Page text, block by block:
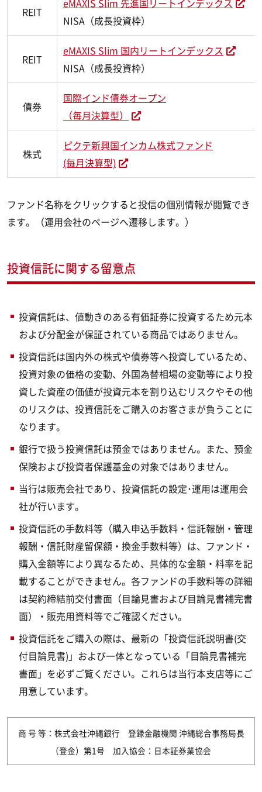
REIT
eMAXIS Slim 先進国リートインデックス
NISA（成長投資枠）
REIT
eMAXIS Slim 国内リートインデックス
NISA（成長投資枠）
債券
国際インド債券オープン
（毎月決算型）
株式
ピクテ新興国インカム株式ファンド
(毎月決算型)
ファンド名称をクリックすると投信の個別情報が閲覧でき
ます。（運用会社のページへ遷移します。）
投資信託に関する留意点
投資信託は、値動きのある有価証券に投資するため元本
および分配金が保証されている商品ではありません。
投資信託は国内外の株式や債券等へ投資しているため、
投資対象の価格の変動、外国為替相場の変動等により投
資した資産の価値が投資元本を割り込むリスクやその他
のリスクは、投資信託をご購入のお客さまが負うことに
なります。
銀行で扱う投資信託は預金ではありません。また、預金
保険および投資者保護基金の対象ではありません。
当行は販売会社であり、投資信託の設定･運用は運用会
社が行います。
投資信託の手数料等（購入申込手数料・信託報酬・管理
報酬・信託財産留保額・換金手数料等）は、ファンド・
購入金額等により異なるため、具体的な金額・料率を記
載することができません。各ファンドの手数料等の詳細
は契約締結前交付書面（目論見書および目論見書補完書
面）・販売用資料等でご確認ください。
投資信託をご購入の際は、最新の「投資信託説明書(交
付目論見書)」および一体となっている「目論見書補完
書面」を必ずご覧ください。これらは当行本支店等にご
用意しています。
商 号 等：株式会社沖縄銀行 登録金融機関 沖縄総合事務局長
（登金）第1号 加入協会：日本証券業協会